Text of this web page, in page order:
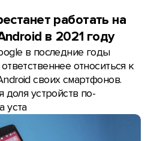
работать на
в 2021 году
в последние годы
относиться к
своих смартфонов.
доля устройств по-
уста